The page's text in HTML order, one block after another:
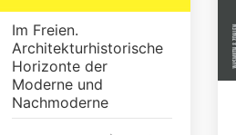
Im Freien.
Architekturhistorische
Horizonte der
Moderne und
Nachmoderne